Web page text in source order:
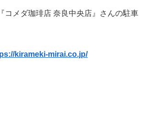
コメダ珈琲店 奈良中央店』さんの駐車
kirameki-mirai.co.jp/